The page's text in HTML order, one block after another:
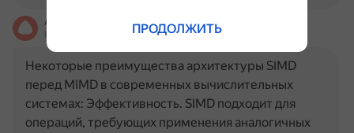
Алиса
На основе источников, возможны неточности
Некоторые преимущества архитектуры SIMD
перед MIMD в современных вычислительных
системах: Эффективность. SIMD подходит для
операций, требующих применения аналогичных
ПРОДОЛЖИТЬ